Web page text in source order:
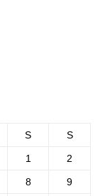
S S
1 2
8 9